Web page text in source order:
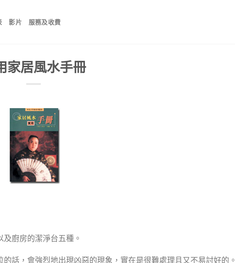
影片 服務及收費
家居風水手冊
廚房的潔淨台五種。
話，會強烈地出現凶惡的現象，實在是很難處理且又不易討好的。